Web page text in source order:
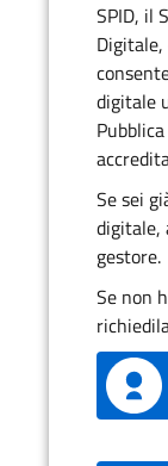
SPID, il
digitale
Se sei
digitale,
gestore.
Se non